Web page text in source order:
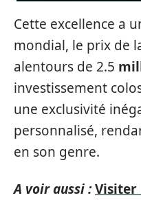
Cette excellence a
mondial, le prix de
alentours de 2.5
investissement
une exclusivité
personnalisé,
en son genre.
A voir aussi :Visiter